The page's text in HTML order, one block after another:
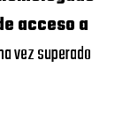
acceso a
vez superado